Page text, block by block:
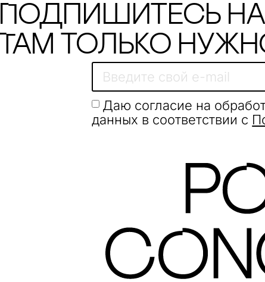
Подпишитесь
Там только
Даю согласие на
данных в соответствии с